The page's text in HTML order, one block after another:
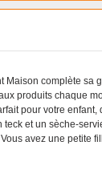
Maison complète sa
produits chaque
pour votre
teck et un sèche-
avez une petite